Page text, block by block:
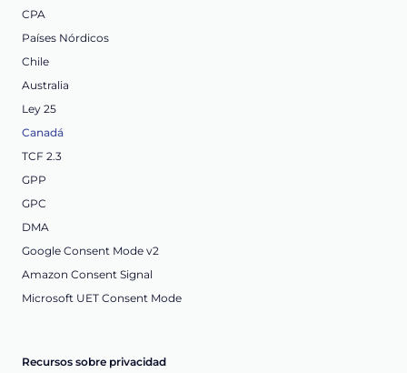
CPA
Países Nórdicos
Chile
Australia
Ley 25
Canadá
TCF 2.3
GPP
GPC
DMA
Google Consent Mode v2
Amazon Consent Signal
Microsoft UET Consent Mode
Recursos sobre privacidad